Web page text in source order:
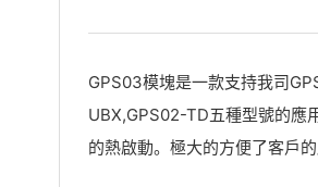
GPS03模塊是一款支持我司
UBX,GPS02-TD五種型號的
的熱啟動。極大的方便了客戶